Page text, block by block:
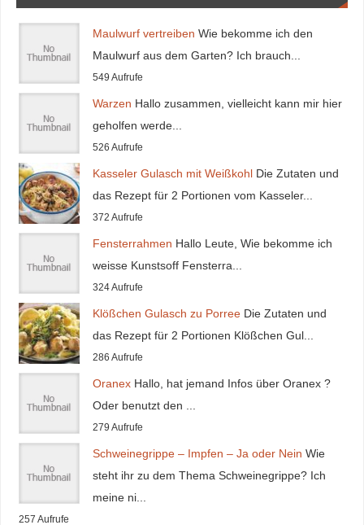
Maulwurf vertreiben Wie bekomme ich den
Maulwurf aus dem Garten? Ich brauch...
549 Aufrufe
Warzen Hallo zusammen, vielleicht kann mir hier
geholfen werde...
526 Aufrufe
Kasseler Gulasch mit Weißkohl Die Zutaten und
das Rezept für 2 Portionen vom Kasseler...
372 Aufrufe
Fensterrahmen Hallo Leute, Wie bekomme ich
weisse Kunstsoff Fensterra...
324 Aufrufe
Klößchen Gulasch zu Porree Die Zutaten und
das Rezept für 2 Portionen Klößchen Gul...
286 Aufrufe
Oranex Hallo, hat jemand Infos über Oranex ?
Oder benutzt den ...
279 Aufrufe
Schweinegrippe – Impfen – Ja oder Nein Wie
steht ihr zu dem Thema Schweinegrippe? Ich
meine ni...
257 Aufrufe